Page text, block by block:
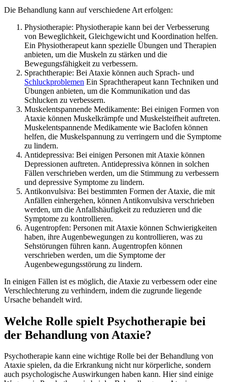
Die Behandlung kann auf verschiedene Art erfolgen:
Physiotherapie: Physiotherapie kann bei der Verbesserung
von Beweglichkeit, Gleichgewicht und Koordination helfen.
Ein Physiotherapeut kann spezielle Übungen und Therapien
anbieten, um die Muskeln zu stärken und die
Bewegungsfähigkeit zu verbessern.
Sprachtherapie: Bei Ataxie können auch Sprach- und
Schluckproblemen Ein Sprachtherapeut kann Techniken und
Übungen anbieten, um die Kommunikation und das
Schlucken zu verbessern.
Muskelentspannende Medikamente: Bei einigen Formen von
Ataxie können Muskelkrämpfe und Muskelsteifheit auftreten.
Muskelentspannende Medikamente wie Baclofen können
helfen, die Muskelspannung zu verringern und die Symptome
zu lindern.
Antidepressiva: Bei einigen Personen mit Ataxie können
Depressionen auftreten. Antidepressiva können in solchen
Fällen verschrieben werden, um die Stimmung zu verbessern
und depressive Symptome zu lindern.
Antikonvulsiva: Bei bestimmten Formen der Ataxie, die mit
Anfällen einhergehen, können Antikonvulsiva verschrieben
werden, um die Anfallshäufigkeit zu reduzieren und die
Symptome zu kontrollieren.
Augentropfen: Personen mit Ataxie können Schwierigkeiten
haben, ihre Augenbewegungen zu kontrollieren, was zu
Sehstörungen führen kann. Augentropfen können
verschrieben werden, um die Symptome der
Augenbewegungsstörung zu lindern.
In einigen Fällen ist es möglich, die Ataxie zu verbessern oder eine
Verschlechterung zu verhindern, indem die zugrunde liegende
Ursache behandelt wird.
Welche Rolle spielt Psychotherapie bei
der Behandlung von Ataxie?
Psychotherapie kann eine wichtige Rolle bei der Behandlung von
Ataxie spielen, da die Erkrankung nicht nur körperliche, sondern
auch psychologische Auswirkungen haben kann. Hier sind einige